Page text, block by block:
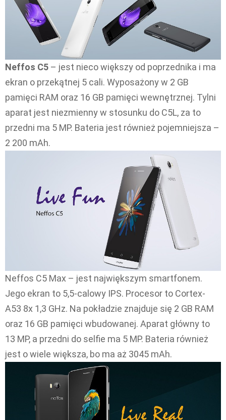
Neffos C5 – jest nieco większy od poprzednika i ma
ekran o przekątnej 5 cali. Wyposażony w 2 GB
pamięci RAM oraz 16 GB pamięci wewnętrznej. Tylni
aparat jest niezmienny w stosunku do C5L, za to
przedni ma 5 MP. Bateria jest również pojemniejsza –
2 200 mAh.
Neffos C5 Max – jest największym smartfonem.
Jego ekran to 5,5-calowy IPS. Procesor to Cortex-
A53 8x 1,3 GHz. Na pokładzie znajduje się 2 GB RAM
oraz 16 GB pamięci wbudowanej. Aparat główny to
13 MP, a przedni do selfie ma 5 MP. Bateria również
jest o wiele większa, bo ma aż 3045 mAh.